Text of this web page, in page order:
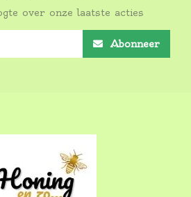
over onze laatste acties
Abonneer